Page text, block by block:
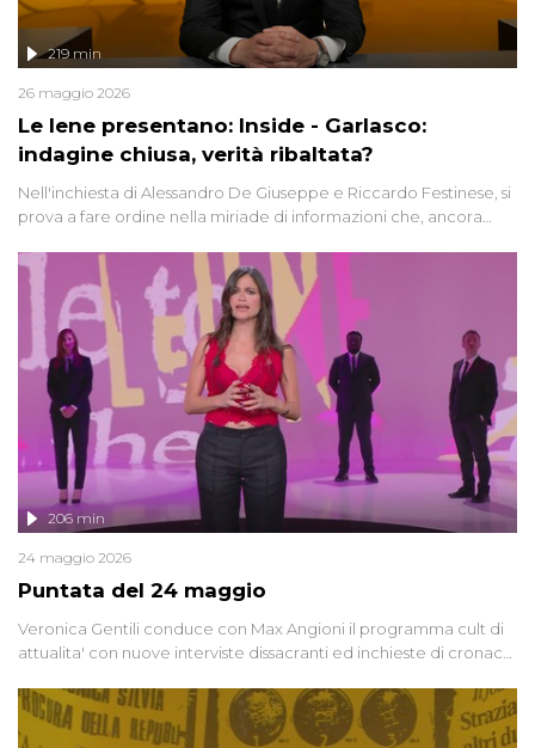
Le Iene presentano: Inside - Garlasco:
indagine chiusa, verità ribaltata?
219 min
26 maggio 2026
Nell'inchiesta di Alessandro De Giuseppe e Riccardo Festinese, si
prova a fare ordine nella miriade di informazioni che, ancora
giudiziarie più discusse degli ultimi anni. Lo speciale ricostruisce la
vicenda mettendo in fila testimonianze, errori, dettagli
controversi e i protagonisti di un'indagine che sembra non avere
fine.
Puntata del 24 maggio
206 min
24 maggio 2026
Veronica Gentili conduce con Max Angioni il programma cult di
attualita' con nuove interviste dissacranti ed inchieste di cronaca